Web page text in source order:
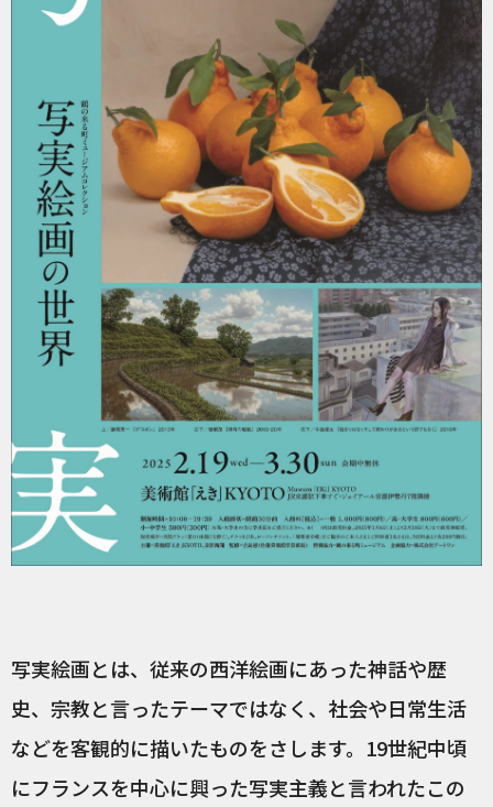
写実絵画とは、従来の西洋絵画にあった神話や歴
史、宗教と言ったテーマではなく、社会や日常生活
などを客観的に描いたものをさします。19世紀中頃
にフランスを中心に興った写実主義と言われたこの